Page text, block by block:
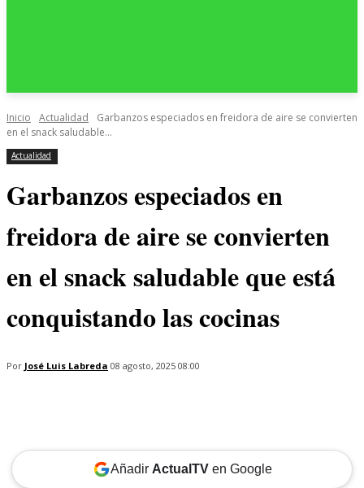
Inicio Actualidad
Garbanzos especiados en freidora de aire se convierten
en el snack saludable...
Actualidad
Garbanzos especiados en
freidora de aire se convierten
en el snack saludable que está
conquistando las cocinas
Por José Luis Labreda 08 agosto, 2025 08:00
Añadir ActualTVen Google